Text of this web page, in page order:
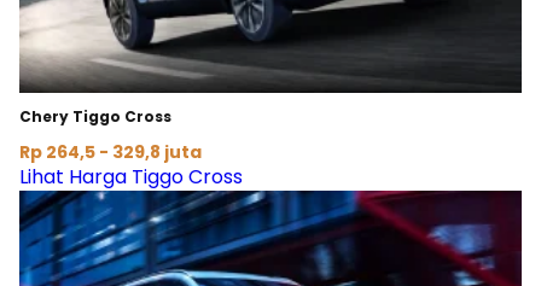
Chery Tiggo Cross
Rp 264,5 - 329,8 juta
Lihat Harga Tiggo Cross